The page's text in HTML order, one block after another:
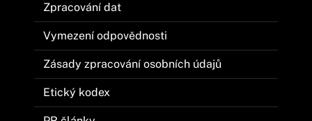
Zpracování dat
Vymezení odpovědnosti
Zásady zpracování osobních údajů
Etický kodex